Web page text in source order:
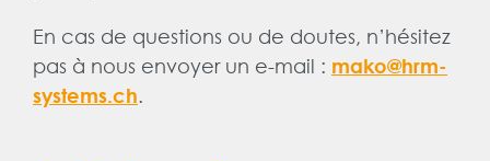
En cas de questions ou de doutes, n’hésitez
pas à nous envoyer un e-mail : mako@hrm-
systems.ch.